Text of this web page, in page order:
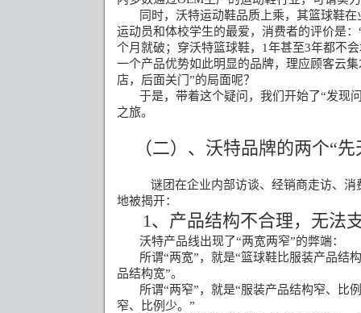
同时，沃特运动鞋品质上乘，其篮球鞋
运动员和体校学生的最爱，消费者的评价是
个月就破；穿沃特篮球鞋， 1年甚至3年都不
一个产品优势如此明显的品牌，理应顾客云
店，后面关门”的局面呢？
于是，带着这个疑问，我们开始了“发现
之旅。
（二）、沃特品牌的两个“
谜团在企业内部访谈、经销商走访、
地被揭开：
1、产品结构不合理，无法
沃特产品线出现了“两宽两窄”的弊端：
所谓“两宽”，就是“篮球鞋比服装产品结
品结构宽”。
所谓“两窄”，就是“服装产品结构窄、比
窄、比例少。”